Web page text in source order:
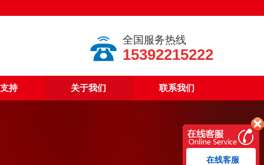
全国服务热线
15392215222
持 关于我们 联系我们
在线客服